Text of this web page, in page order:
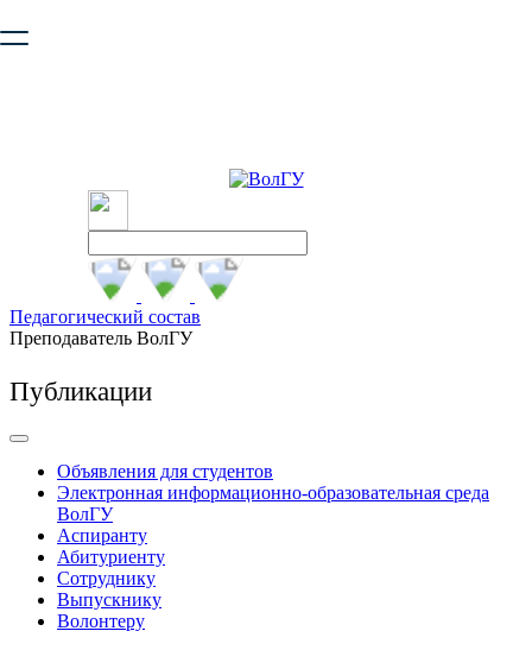
безопасную работу с сайтом. Пожалуйста
Педагогический состав
Преподаватель ВолГУ
Публикации
Объявления для студентов
Электронная информационно-образовательная среда
ВолГУ
Аспиранту
Абитуриенту
Сотруднику
Выпускнику
Волонтеру